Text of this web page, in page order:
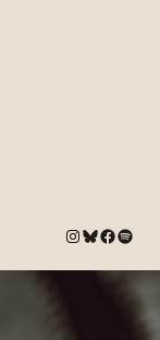
# Bluesky # Spotify